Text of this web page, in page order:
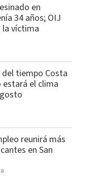
en
34 años; OIJ
víctima
tiempo Costa
estará el clima
reunirá más
en San